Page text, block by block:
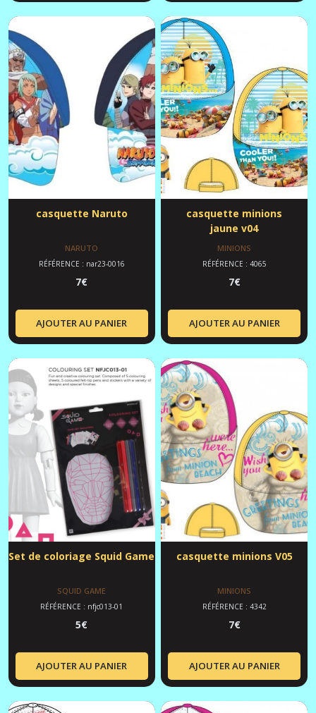
casquette Naruto
NARUTO
RÉFÉRENCE : nar23-0016
7€
AJOUTER AU PANIER
casquette minions
jaune v04
MINIONS
RÉFÉRENCE : 4065
7€
AJOUTER AU PANIER
Set de coloriage Squid Game
SQUID GAME
RÉFÉRENCE : nfjc013-01
5€
AJOUTER AU PANIER
casquette minions V05
MINIONS
RÉFÉRENCE : 4342
7€
AJOUTER AU PANIER